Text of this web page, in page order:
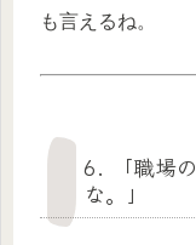
も言えるね。
6. 「職場
な。」